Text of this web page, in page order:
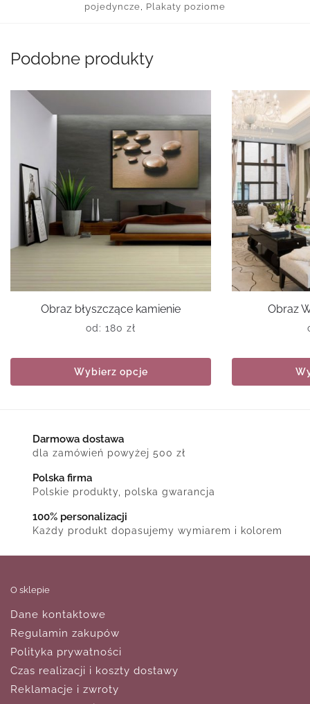
pojedyncze
Plakaty poziome
Podobne produkty
Obraz błyszczące kamienie
od: 180 zł
Wybierz opcje
Obraz
Darmowa dostawa
dla zamówień powyżej 500 zł
Polska firma
Polskie produkty, polska gwarancja
100% personalizacji
Każdy produkt dopasujemy wymiarem i kolorem
O sklepie
Dane kontaktowe
Regulamin zakupów
Polityka prywatności
Czas realizacji i koszty dostawy
Reklamacje i zwroty